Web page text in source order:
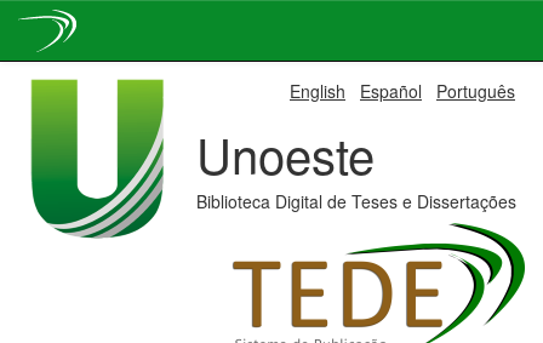
English Español Português
Unoeste
Biblioteca Digital de Teses e Dissertações